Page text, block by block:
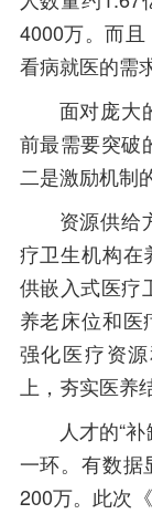
4000万。而
看病就医的需
面对庞大
前最需要突破
二是激励机制
资源供给
疗卫生机构在
供嵌入式医疗
养老床位和医
强化医疗资
上，夯实医养
人才的“
一环。有数据
200万。此次